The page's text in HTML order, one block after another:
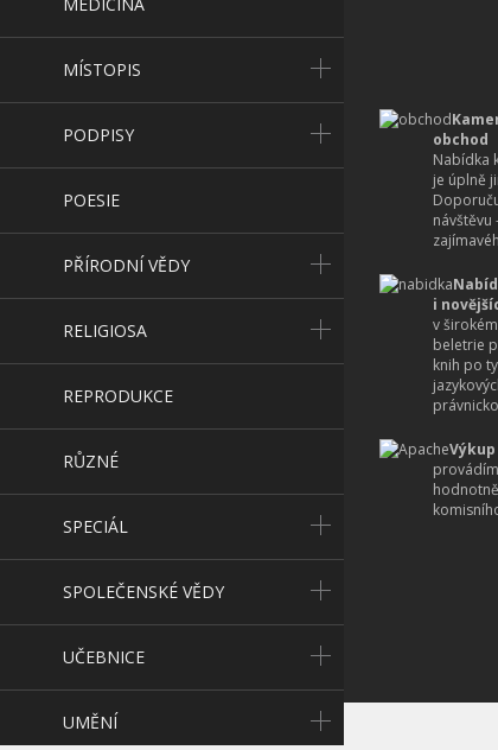
MÍSTOPIS
PODPISY
POESIE
PŘÍRODNÍ VĚDY
RELIGIOSA
REPRODUKCE
RŮZNÉ
SPECIÁL
SPOLEČENSKÉ VĚDY
UČEBNICE
UMĚNÍ
obchod
Nabídka
je úplně
návštěvu
i
v
beletrie
knih po